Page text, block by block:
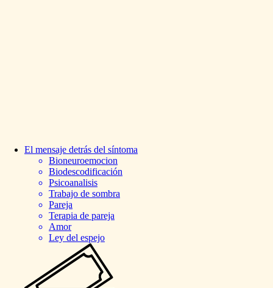
El mensaje detrás del síntoma
Bioneuroemocion
Biodescodificación
Psicoanalisis
Trabajo de sombra
Pareja
Terapia de pareja
Amor
Ley del espejo